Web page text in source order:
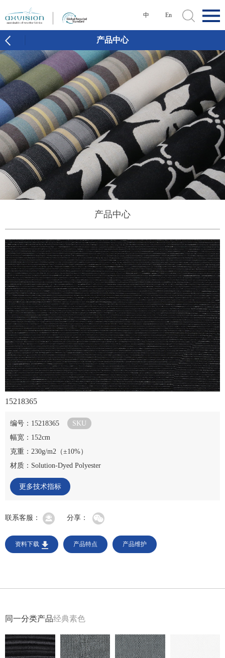
中 En
产品中心
产品中心
15218365
编号：15218365
SKU
幅宽：152cm
克重：230g/m2（±10%）
材质：Solution-Dyed Polyester
更多技术指标
联系客服： 分享：
资料下载 产品特点 产品维护
同一分类产品经典素色